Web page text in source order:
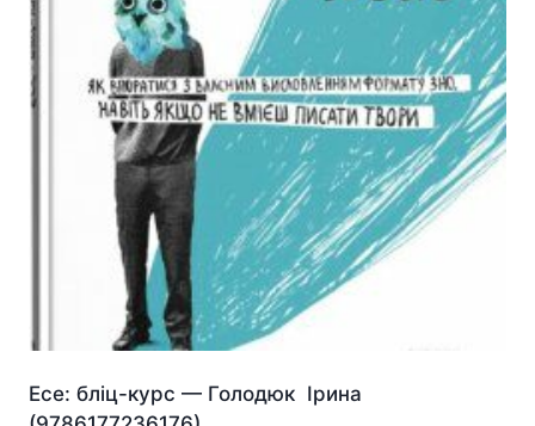
Есе: бліц-курс — Голодюк Ірина